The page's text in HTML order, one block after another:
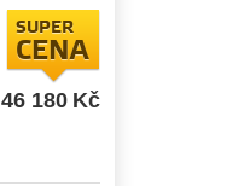
SUPER
CENA
46 180 Kč